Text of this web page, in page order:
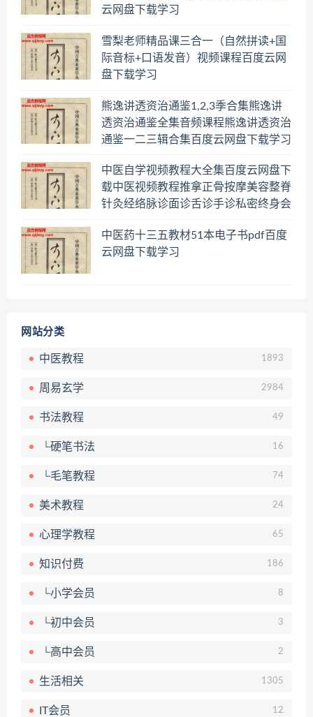
云网盘下载学习
雪梨老师精品课三合一（自然拼读+国
际音标+口语发音）视频课程百度云网
盘下载学习
熊逸讲透资治通鉴1,2,3季合集熊逸讲
透资治通鉴全集音频课程熊逸讲透资治
通鉴一二三辑合集百度云网盘下载学习
中医自学视频教程大全集百度云网盘下
载中医视频教程推拿正骨按摩美容整脊
针灸经络脉诊面诊舌诊手诊私密终身会
中医药十三五教材51本电子书pdf百度
云网盘下载学习
网站分类
中医教程 1893
周易玄学 2984
书法教程 49
└硬笔书法 16
└毛笔教程 74
美术教程 24
心理学教程 65
知识付费 186
└小学会员 8
└初中会员 3
└高中会员 2
生活相关 1305
IT会员 12